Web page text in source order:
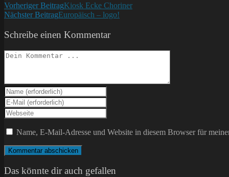
Weitere
Artikel
ansehen
Vorheriger BeitragKiosk Ecke Choriner
Nächster BeitragEuropäisch – logo!
Schreibe einen Kommentar
Kommentieren
Gib
deinen
Namen
oder
Benutzernamen
zum
Kommentieren
ein
Gib
deine
E-
Mail-
Adresse
zum
Kommentieren
ein
Gib
deine
Website-
ein
(optional)
Name, E-Mail-Adresse und Website in diesem Browser für
Das könnte dir auch gefallen